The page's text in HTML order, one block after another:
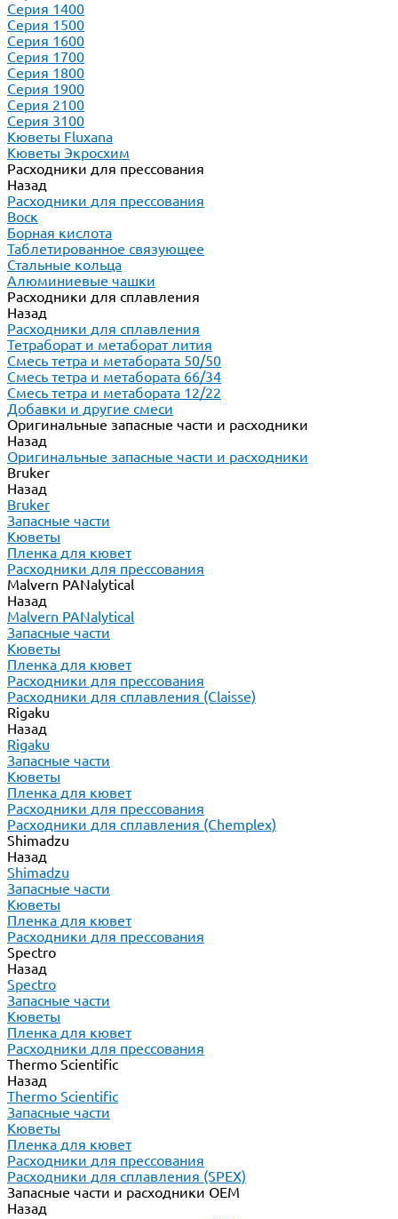
Серия 1400
Серия 1500
Серия 1600
Серия 1700
Серия 1800
Серия 1900
Серия 2100
Серия 3100
Кюветы Fluxana
Кюветы Экросхим
Расходники для прессования
Назад
Расходники для прессования
Воск
Борная кислота
Таблетированное связующее
Стальные кольца
Алюминиевые чашки
Расходники для сплавления
Назад
Расходники для сплавления
Тетраборат и метаборат лития
Смесь тетра и метабората 50/50
Смесь тетра и метабората 66/34
Смесь тетра и метабората 12/22
Добавки и другие смеси
Оригинальные запасные части и расходники
Назад
Оригинальные запасные части и расходники
Bruker
Назад
Bruker
Запасные части
Кюветы
Пленка для кювет
Расходники для прессования
Malvern PANalytical
Назад
Malvern PANalytical
Запасные части
Кюветы
Пленка для кювет
Расходники для прессования
Расходники для сплавления (Claisse)
Rigaku
Назад
Rigaku
Запасные части
Кюветы
Пленка для кювет
Расходники для прессования
Расходники для сплавления (Chemplex)
Shimadzu
Назад
Shimadzu
Запасные части
Кюветы
Пленка для кювет
Расходники для прессования
Spectro
Назад
Spectro
Запасные части
Кюветы
Пленка для кювет
Расходники для прессования
Thermo Scientific
Назад
Thermo Scientific
Запасные части
Кюветы
Пленка для кювет
Расходники для прессования
Расходники для сплавления (SPEX)
Запасные части и расходники ОЕМ
Назад